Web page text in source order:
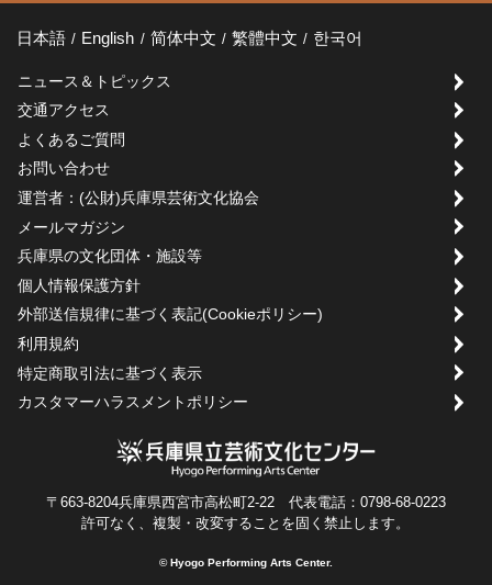
日本語 English 简体中文 繁體中文 한국어
ニュース＆トピックス
交通アクセス
よくあるご質問
お問い合わせ
運営者：(公財)兵庫県芸術文化協会
メールマガジン
兵庫県の文化団体・施設等
個人情報保護方針
外部送信規律に基づく表記(Cookieポリシー)
利用規約
特定商取引法に基づく表示
カスタマーハラスメントポリシー
〒663-8204兵庫県西宮市高松町2-22 代表電話：0798-68-0223
許可なく、複製・改変することを固く禁止します。
© Hyogo Performing Arts Center.